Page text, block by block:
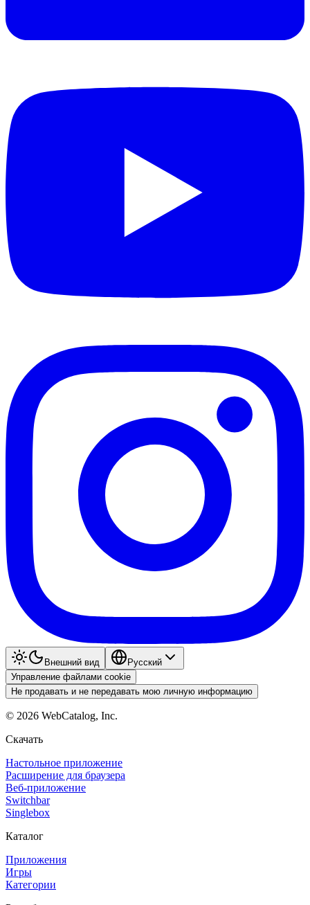
Внешний вид
Pyccкий
Управление файлами cookie
Не продавать и не передавать мою личную информацию
© 2026 WebCatalog, Inc.
Скачать
Настольное приложение
Расширение для браузера
Веб-приложение
Switchbar
Singlebox
Каталог
Приложения
Игры
Категории